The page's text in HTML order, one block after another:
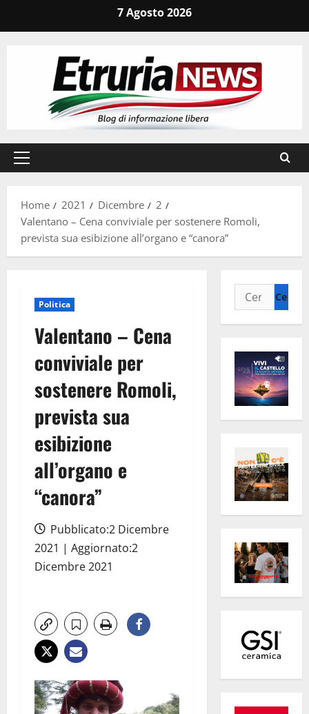
7 Agosto 2026
Menu
Home
2021 Dicembre
2
Valentano – Cena conviviale per sostenere Romoli,
prevista sua esibizione all’organo e “canora”
Politica
Valentano – Cena
conviviale per
sostenere Romoli,
prevista sua
esibizione
all’organo e
“canora”
Pubblicato:2 Dicembre
2021 | Aggiornato:2
Dicembre 2021
Ricerca
per: